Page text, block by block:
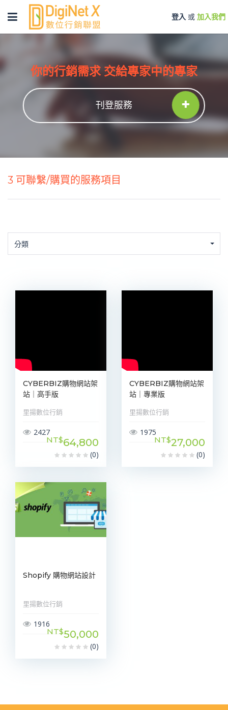
Toggle
navigation
登入 或 加入我們
你的行銷需求 交給專家中的專家
刊登服務
3 可聯繫/購買的服務項目
分類
CYBERBIZ購物網站架
站｜高手版
里揚數位行銷
2427
NT$64,800
(0)
CYBERBIZ購物網站架
站｜專業版
里揚數位行銷
1975
NT$27,000
(0)
Shopify 購物網站設計
里揚數位行銷
1916
NT$50,000
(0)